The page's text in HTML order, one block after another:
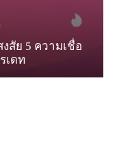
สัย 5 ความเชื่อ
เดท